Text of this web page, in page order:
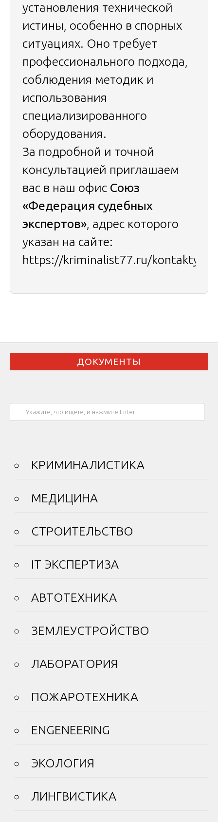
установления технической
истины, особенно в спорных
ситуациях. Оно требует
профессионального подхода,
соблюдения методик и
использования
специализированного
оборудования.
За подробной и точной
консультацией приглашаем
вас в наш офис Союз
«Федерация судебных
экспертов», адрес которого
указан на сайте:
https://kriminalist77.ru/kontakty
ДОКУМЕНТЫ
КРИМИНАЛИСТИКА
МЕДИЦИНА
СТРОИТЕЛЬСТВО
IT ЭКСПЕРТИЗА
АВТОТЕХНИКА
ЗЕМЛЕУСТРОЙСТВО
ЛАБОРАТОРИЯ
ПОЖАРОТЕХНИКА
ENGENEERING
ЭКОЛОГИЯ
ЛИНГВИСТИКА